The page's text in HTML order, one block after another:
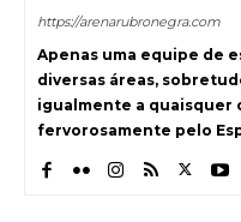
https://arenarubronegra.com
Apenas uma equipe de
diversas áreas,
igualmente a quaisquer
fervorosamente pelo